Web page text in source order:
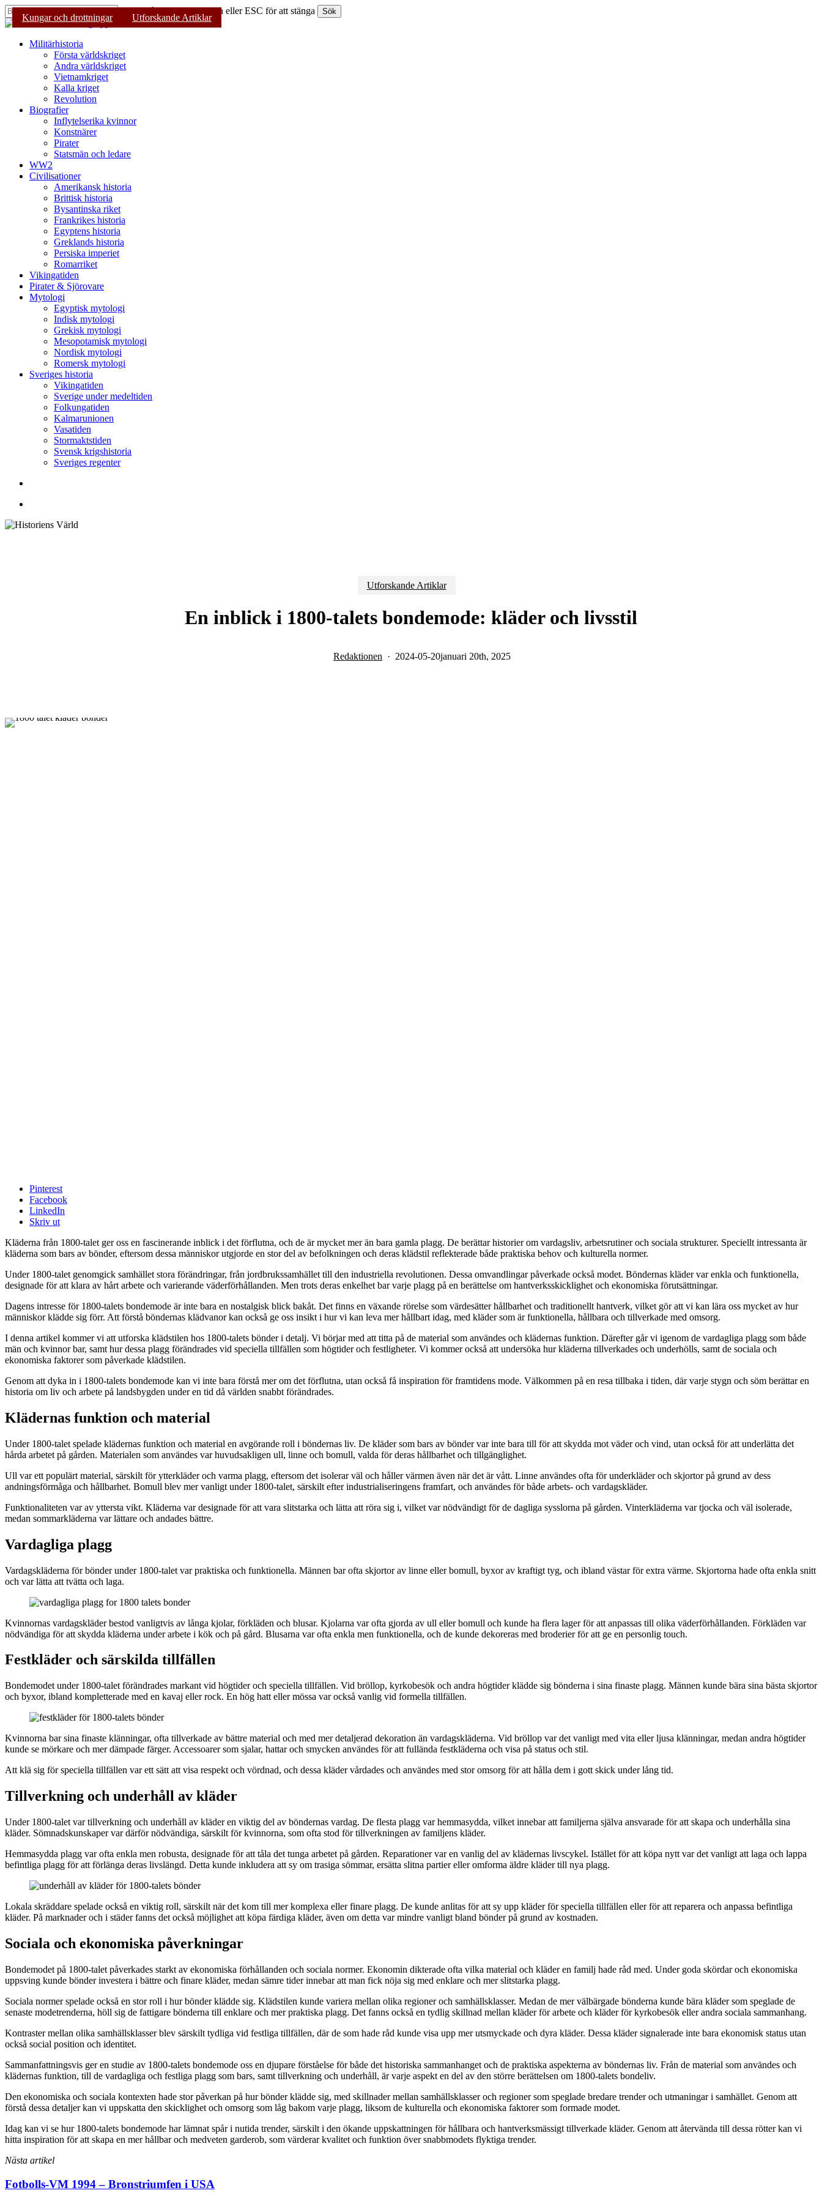
Skip
to
content
Tryck på Enter för att söka eller ESC för att stänga Sök
Stäng
Menu
Militärhistoria
Första världskriget
Andra världskriget
Vietnamkriget
Kalla kriget
Revolution
Biografier
Inflytelserika kvinnor
Konstnärer
Pirater
Statsmän och ledare
WW2
Civilisationer
Amerikansk historia
Brittisk historia
Bysantinska riket
Frankrikes historia
Egyptens historia
Greklands historia
Persiska imperiet
Romarriket
Vikingatiden
Pirater & Sjörovare
Mytologi
Egyptisk mytologi
Indisk mytologi
Grekisk mytologi
Mesopotamisk mytologi
Nordisk mytologi
Romersk mytologi
Sveriges historia
Vikingatiden
Sverige under medeltiden
Folkungatiden
Kalmarunionen
Vasatiden
Stormaktstiden
Svensk krigshistoria
Sveriges regenter
Utforskande Artiklar
En inblick i 1800-talets bondemode: kläder och livsstil
Redaktionen 2024-05-20januari 20th, 2025
Pinterest
Facebook
LinkedIn
Skriv ut
Kläderna från 1800-talet ger oss en fascinerande inblick i det förflutna, och de är mycket mer än bara gamla plagg. De berättar historier om vardagsliv, arbetsrutiner och sociala strukturer. Speciellt intressanta är
kläderna som bars av bönder, eftersom dessa människor utgjorde en stor del av befolkningen och deras klädstil reflekterade både praktiska behov och kulturella normer.
Under 1800-talet genomgick samhället stora förändringar, från jordbrukssamhället till den industriella revolutionen. Dessa omvandlingar påverkade också modet. Böndernas kläder var enkla och funktionella,
designade för att klara av hårt arbete och varierande väderförhållanden. Men trots deras enkelhet bar varje plagg på en berättelse om hantverksskicklighet och ekonomiska förutsättningar.
Dagens intresse för 1800-talets bondemode är inte bara en nostalgisk blick bakåt. Det finns en växande rörelse som värdesätter hållbarhet och traditionellt hantverk, vilket gör att vi kan lära oss mycket av hur
människor klädde sig förr. Att förstå böndernas klädvanor kan också ge oss insikt i hur vi kan leva mer hållbart idag, med kläder som är funktionella, hållbara och tillverkade med omsorg.
I denna artikel kommer vi att utforska klädstilen hos 1800-talets bönder i detalj. Vi börjar med att titta på de material som användes och klädernas funktion. Därefter går vi igenom de vardagliga plagg som både
män och kvinnor bar, samt hur dessa plagg förändrades vid speciella tillfällen som högtider och festligheter. Vi kommer också att undersöka hur kläderna tillverkades och underhölls, samt de sociala och
ekonomiska faktorer som påverkade klädstilen.
Genom att dyka in i 1800-talets bondemode kan vi inte bara förstå mer om det förflutna, utan också få inspiration för framtidens mode. Välkommen på en resa tillbaka i tiden, där varje stygn och söm berättar en
historia om liv och arbete på landsbygden under en tid då världen snabbt förändrades.
Klädernas funktion och material
Under 1800-talet spelade klädernas funktion och material en avgörande roll i böndernas liv. De kläder som bars av bönder var inte bara till för att skydda mot väder och vind, utan också för att underlätta det
hårda arbetet på gården. Materialen som användes var huvudsakligen ull, linne och bomull, valda för deras hållbarhet och tillgänglighet.
Ull var ett populärt material, särskilt för ytterkläder och varma plagg, eftersom det isolerar väl och håller värmen även när det är vått. Linne användes ofta för underkläder och skjortor på grund av dess
andningsförmåga och hållbarhet. Bomull blev mer vanligt under 1800-talet, särskilt efter industrialiseringens framfart, och användes för både arbets- och vardagskläder.
Funktionaliteten var av yttersta vikt. Kläderna var designade för att vara slitstarka och lätta att röra sig i, vilket var nödvändigt för de dagliga sysslorna på gården. Vinterkläderna var tjocka och väl isolerade,
medan sommarkläderna var lättare och andades bättre.
Vardagliga plagg
Vardagskläderna för bönder under 1800-talet var praktiska och funktionella. Männen bar ofta skjortor av linne eller bomull, byxor av kraftigt tyg, och ibland västar för extra värme. Skjortorna hade ofta enkla snitt
och var lätta att tvätta och laga.
Kvinnornas vardagskläder bestod vanligtvis av långa kjolar, förkläden och blusar. Kjolarna var ofta gjorda av ull eller bomull och kunde ha flera lager för att anpassas till olika väderförhållanden. Förkläden var
nödvändiga för att skydda kläderna under arbete i kök och på gård. Blusarna var ofta enkla men funktionella, och de kunde dekoreras med broderier för att ge en personlig touch.
Festkläder och särskilda tillfällen
Bondemodet under 1800-talet förändrades markant vid högtider och speciella tillfällen. Vid bröllop, kyrkobesök och andra högtider klädde sig bönderna i sina finaste plagg. Männen kunde bära sina bästa skjortor
och byxor, ibland kompletterade med en kavaj eller rock. En hög hatt eller mössa var också vanlig vid formella tillfällen.
Kvinnorna bar sina finaste klänningar, ofta tillverkade av bättre material och med mer detaljerad dekoration än vardagskläderna. Vid bröllop var det vanligt med vita eller ljusa klänningar, medan andra högtider
kunde se mörkare och mer dämpade färger. Accessoarer som sjalar, hattar och smycken användes för att fullända festkläderna och visa på status och stil.
Att klä sig för speciella tillfällen var ett sätt att visa respekt och vördnad, och dessa kläder vårdades och användes med stor omsorg för att hålla dem i gott skick under lång tid.
Tillverkning och underhåll av kläder
Under 1800-talet var tillverkning och underhåll av kläder en viktig del av böndernas vardag. De flesta plagg var hemmasydda, vilket innebar att familjerna själva ansvarade för att skapa och underhålla sina
kläder. Sömnadskunskaper var därför nödvändiga, särskilt för kvinnorna, som ofta stod för tillverkningen av familjens kläder.
Hemmasydda plagg var ofta enkla men robusta, designade för att tåla det tunga arbetet på gården. Reparationer var en vanlig del av klädernas livscykel. Istället för att köpa nytt var det vanligt att laga och lappa
befintliga plagg för att förlänga deras livslängd. Detta kunde inkludera att sy om trasiga sömmar, ersätta slitna partier eller omforma äldre kläder till nya plagg.
Lokala skräddare spelade också en viktig roll, särskilt när det kom till mer komplexa eller finare plagg. De kunde anlitas för att sy upp kläder för speciella tillfällen eller för att reparera och anpassa befintliga
kläder. På marknader och i städer fanns det också möjlighet att köpa färdiga kläder, även om detta var mindre vanligt bland bönder på grund av kostnaden.
Sociala och ekonomiska påverkningar
Bondemodet på 1800-talet påverkades starkt av ekonomiska förhållanden och sociala normer. Ekonomin dikterade ofta vilka material och kläder en familj hade råd med. Under goda skördar och ekonomiska
uppsving kunde bönder investera i bättre och finare kläder, medan sämre tider innebar att man fick nöja sig med enklare och mer slitstarka plagg.
Sociala normer spelade också en stor roll i hur bönder klädde sig. Klädstilen kunde variera mellan olika regioner och samhällsklasser. Medan de mer välbärgade bönderna kunde bära kläder som speglade de
senaste modetrenderna, höll sig de fattigare bönderna till enklare och mer praktiska plagg. Det fanns också en tydlig skillnad mellan kläder för arbete och kläder för kyrkobesök eller andra sociala sammanhang.
Kontraster mellan olika samhällsklasser blev särskilt tydliga vid festliga tillfällen, där de som hade råd kunde visa upp mer utsmyckade och dyra kläder. Dessa kläder signalerade inte bara ekonomisk status utan
också social position och identitet.
Sammanfattningsvis ger en studie av 1800-talets bondemode oss en djupare förståelse för både det historiska sammanhanget och de praktiska aspekterna av böndernas liv. Från de material som användes och
klädernas funktion, till de vardagliga och festliga plagg som bars, samt tillverkning och underhåll, är varje aspekt en del av den större berättelsen om 1800-talets bondeliv.
Den ekonomiska och sociala kontexten hade stor påverkan på hur bönder klädde sig, med skillnader mellan samhällsklasser och regioner som speglade bredare trender och utmaningar i samhället. Genom att
förstå dessa detaljer kan vi uppskatta den skicklighet och omsorg som låg bakom varje plagg, liksom de kulturella och ekonomiska faktorer som formade modet.
Idag kan vi se hur 1800-talets bondemode har lämnat spår i nutida trender, särskilt i den ökande uppskattningen för hållbara och hantverksmässigt tillverkade kläder. Genom att återvända till dessa rötter kan vi
hitta inspiration för att skapa en mer hållbar och medveten garderob, som värderar kvalitet och funktion över snabbmodets flyktiga trender.
Nästa artikel
Fotbolls-VM 1994 – Bronstriumfen i USA
Mysterier Religion Utforskande Artiklar
Teknik & Vetenskap Utforskande Artiklar
Kungar och drottningar Utforskande Artiklar